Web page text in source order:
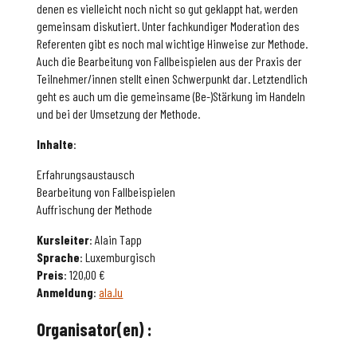
denen es vielleicht noch nicht so gut geklappt hat, werden
gemeinsam diskutiert. Unter fachkundiger Moderation des
Referenten gibt es noch mal wichtige Hinweise zur Methode.
Auch die Bearbeitung von Fallbeispielen aus der Praxis der
Teilnehmer/innen stellt einen Schwerpunkt dar. Letztendlich
geht es auch um die gemeinsame (Be-)Stärkung im Handeln
und bei der Umsetzung der Methode.
Inhalte:
Erfahrungsaustausch
Bearbeitung von Fallbeispielen
Auffrischung der Methode
Kursleiter: Alain Tapp
Sprache: Luxemburgisch
Preis: 120,00 €
Anmeldung:ala.lu
Organisator(en) :